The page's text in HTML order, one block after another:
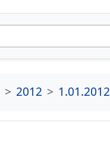
2012 1.01.2012